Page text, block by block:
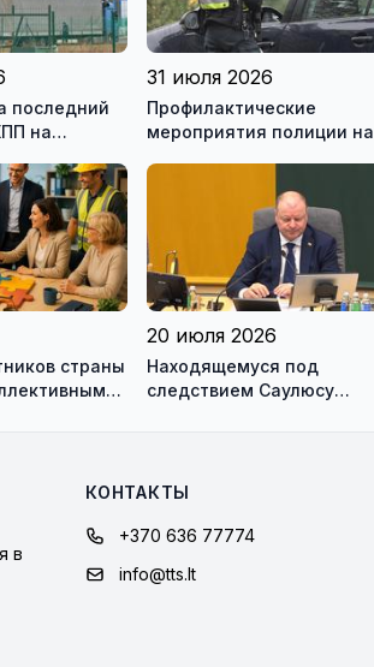
последний
на
31 июля 2026
Профилактические
мероприятия полиции на
страны
20 июля 2026
Находящемуся под
следствием Саулюсу
в
КОНТАКТЫ
+370 636 77774
info@tts.lt